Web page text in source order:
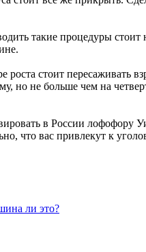
такие процедуры
стоит пересаживать
но не больше чем на
в России лофофору
что вас привлекут к
ли это?